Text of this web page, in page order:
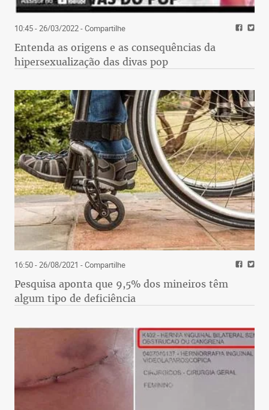
10:45 - 26/03/2022- Compartilhe
Entenda as origens e as consequências da
hipersexualização das divas pop
16:50 - 26/08/2021 - Compartilhe
Pesquisa aponta que 9,5% dos mineiros têm
algum tipo de deficiência